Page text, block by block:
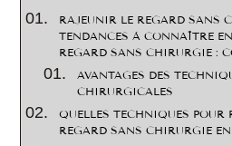
RAJEUNIR LE REGARD SANS
TENDANCES À CONNAÎTRE
REGARD SANS CHIRURGIE :
AVANTAGES DES
CHIRURGICALES
QUELLES TECHNIQUES POUR
REGARD SANS CHIRURGIE